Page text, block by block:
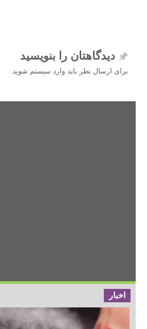
دیدگاهتان را بنویسید
برای ارسال نظر باید وارد سیستم شوید.
اخبار